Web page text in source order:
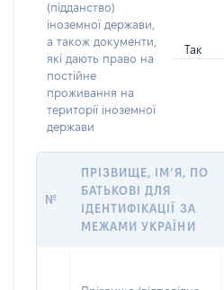
(підданство)
іноземної держави,
а також документи,
які дають право на
постійне
проживання на
території іноземної
держави
Так
№
ПРІЗВИЩЕ, ІМ’Я, ПО
БАТЬКОВІ ДЛЯ
ІДЕНТИФІКАЦІЇ ЗА
МЕЖАМИ УКРАЇНИ